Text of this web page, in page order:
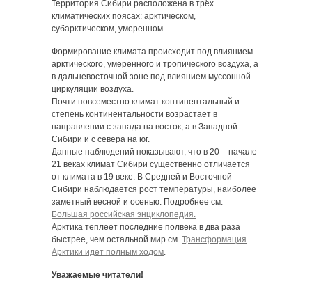
Территория Сибири расположена в трёх
климатических поясах: арктическом,
субарктическом, умеренном.
Формирование климата происходит под влиянием
арктического, умеренного и тропического воздуха, а
в дальневосточной зоне под влиянием муссонной
циркуляции воздуха.
Почти повсеместно климат континентальный и
степень континентальности возрастает в
направлении с запада на восток, а в Западной
Сибири и с севера на юг.
Данные наблюдений показывают, что в 20 – начале
21 веках климат Сибири существенно отличается
от климата в 19 веке. В Средней и Восточной
Сибири наблюдается рост температуры, наиболее
заметный весной и осенью. Подробнее см.
Большая российская энциклопедия.
Арктика теплеет последние полвека в два раза
быстрее, чем остальной мир см. Трансформация
Арктики идет полным ходом.
Уважаемые читатели!